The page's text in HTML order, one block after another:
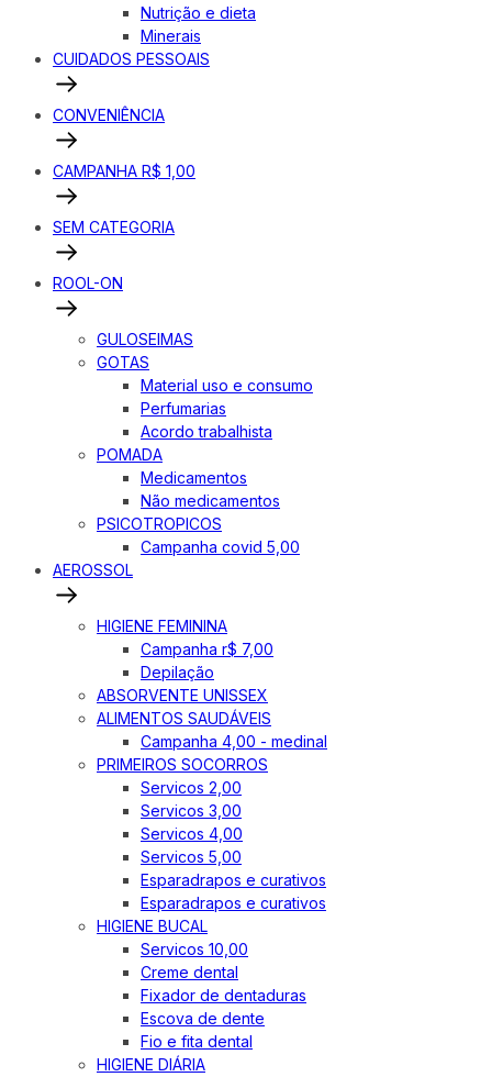
Nutrição e dieta
Minerais
CUIDADOS PESSOAIS
CONVENIÊNCIA
CAMPANHA R$ 1,00
SEM CATEGORIA
ROOL-ON
GULOSEIMAS
GOTAS
Material uso e consumo
Perfumarias
Acordo trabalhista
POMADA
Medicamentos
Não medicamentos
PSICOTROPICOS
Campanha covid 5,00
AEROSSOL
HIGIENE FEMININA
Campanha r$ 7,00
Depilação
ABSORVENTE UNISSEX
ALIMENTOS SAUDÁVEIS
Campanha 4,00 - medinal
PRIMEIROS SOCORROS
Servicos 2,00
Servicos 3,00
Servicos 4,00
Servicos 5,00
Esparadrapos e curativos
Esparadrapos e curativos
HIGIENE BUCAL
Servicos 10,00
Creme dental
Fixador de dentaduras
Escova de dente
Fio e fita dental
HIGIENE DIÁRIA